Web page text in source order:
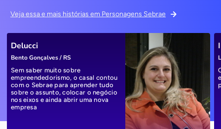
Veja essa e mais histórias em Personagens Sebrae
Delucci
Bento Gonçalves / RS
Sem saber muito sobre
empreendedorismo, o casal contou
com o Sebrae para aprender tudo
sobre o assunto, colocar o negócio
nos eixos e ainda abrir uma nova
empresa